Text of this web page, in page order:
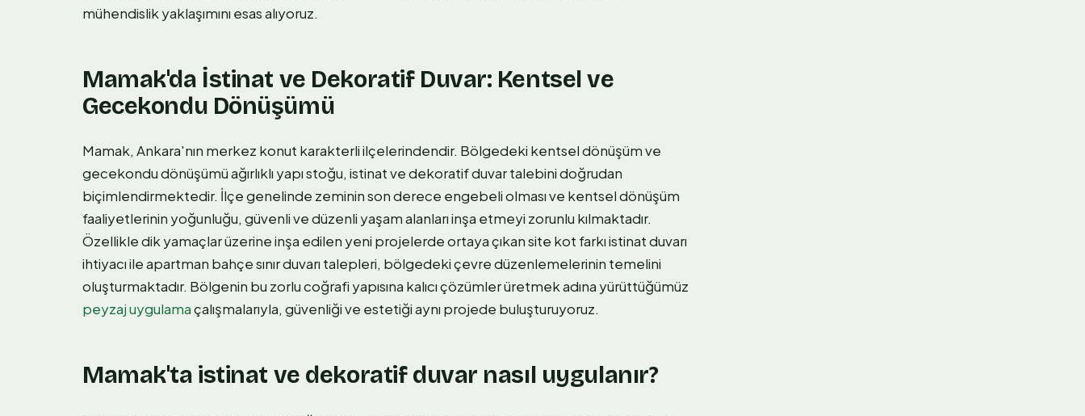
mühendislik yaklaşımını esas alıyoruz.
Mamak'da İstinat ve Dekoratif Duvar: Kentsel ve
Gecekondu Dönüşümü
Mamak, Ankara'nın merkez konut karakterli ilçelerindendir. Bölgedeki kentsel dönüşüm ve
gecekondu dönüşümü ağırlıklı yapı stoğu, istinat ve dekoratif duvar talebini doğrudan
biçimlendirmektedir. İlçe genelinde zeminin son derece engebeli olması ve kentsel dönüşüm
faaliyetlerinin yoğunluğu, güvenli ve düzenli yaşam alanları inşa etmeyi zorunlu kılmaktadır.
Özellikle dik yamaçlar üzerine inşa edilen yeni projelerde ortaya çıkan site kot farkı istinat duvarı
ihtiyacı ile apartman bahçe sınır duvarı talepleri, bölgedeki çevre düzenlemelerinin temelini
oluşturmaktadır. Bölgenin bu zorlu coğrafi yapısına kalıcı çözümler üretmek adına yürüttüğümüz
peyzaj uygulamaçalışmalarıyla, güvenliği ve estetiği aynı projede buluşturuyoruz.
Mamak'ta istinat ve dekoratif duvar nasıl uygulanır?